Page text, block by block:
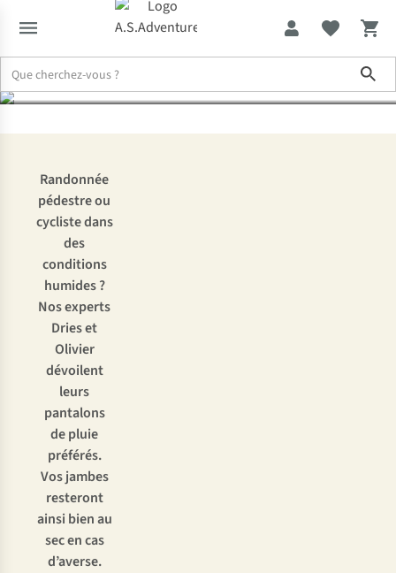
de pluie pour hommes
Randonnée
pédestre ou
cycliste dans
des
conditions
humides ?
Nos experts
Dries et
Olivier
dévoilent
leurs
pantalons
de pluie
préférés.
Vos jambes
resteront
ainsi bien au
sec en cas
d’averse.